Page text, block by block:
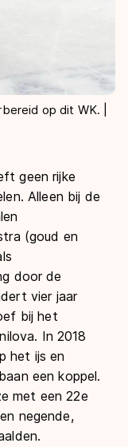
op dit WK. |
geen rijke
Alleen bij de
(goud en
door de
vier jaar
bij het
In 2018
het ijs en
een koppel.
met een 22e
negende,